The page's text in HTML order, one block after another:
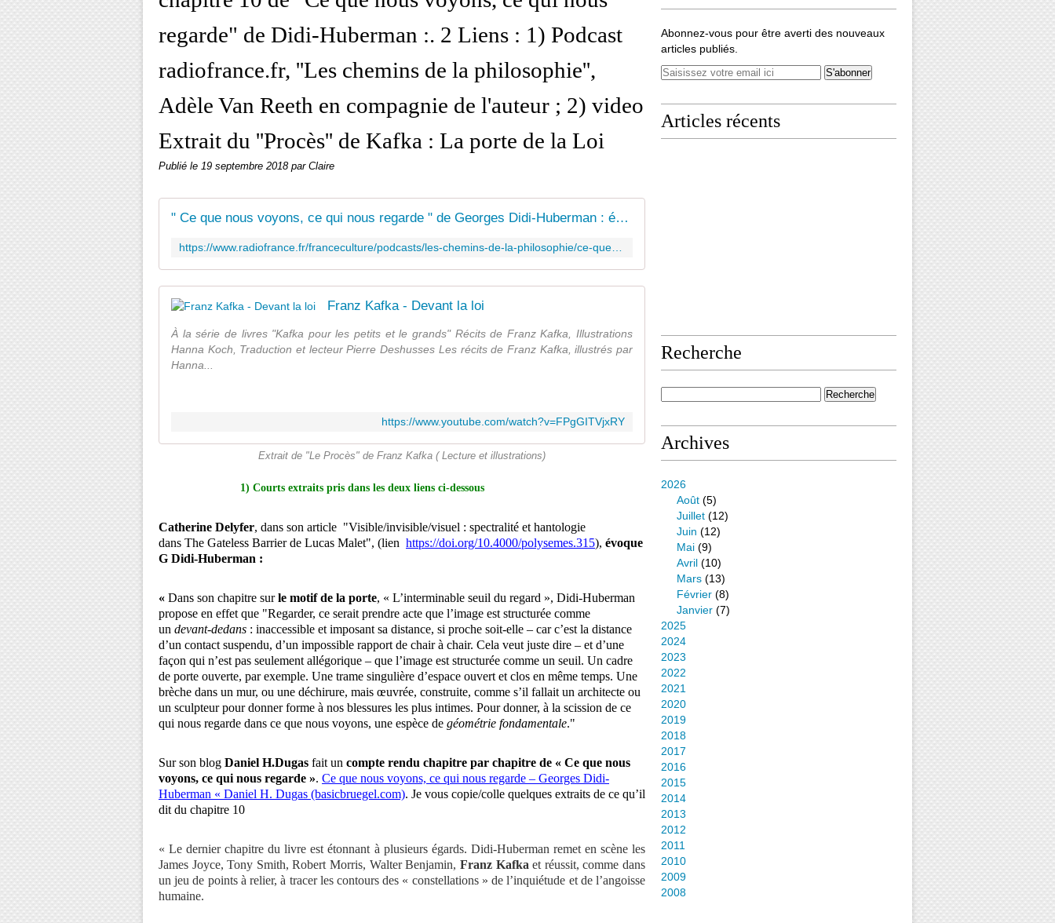
regarde" de Didi-Huberman :. 2 Liens : 1) Podcast
radiofrance.fr, ''Les chemins de la philosophie'',
Adèle Van Reeth en compagnie de l'auteur ; 2) video
Extrait du ''Procès'' de Kafka : La porte de la Loi
Publié le 19 septembre 2018 par Claire
" Ce que nous voyons, ce qui nous regarde " de Georges Didi-Huberman : épisode 2/5 du podcast Cinq lectures pour votre été
Franz Kafka - Devant la loi
À la série de livres "Kafka pour les petits et le grands" Récits de Franz Kafka, Illustrations
Hanna Koch, Traduction et lecteur Pierre Deshusses Les récits de Franz Kafka, illustrés par
Hanna...
https://www.youtube.com/watch?v=FPgGITVjxRY
Extrait de "Le Procès" de Franz Kafka ( Lecture et illustrations)
1) Courts extraits pris dans les deux liens ci-dessous
Catherine Delyfer, dans son article "Visible/invisible/visuel : spectralité et hantologie
dans The Gateless Barrier de Lucas Malet", (lien https://doi.org/10.4000/polysemes.315), évoque
G Didi-Huberman :
« Dans son chapitre surle motif de la porte, « L’interminable seuil du regard », Didi-Huberman
propose en effet que "Regarder, ce serait prendre acte que l’image est structurée comme
un devant-dedans : inaccessible et imposant sa distance, si proche soit-elle – car c’est la distance
d’un contact suspendu, d’un impossible rapport de chair à chair. Cela veut juste dire – et d’une
façon qui n’est pas seulement allégorique – que l’image est structurée comme un seuil. Un cadre
de porte ouverte, par exemple. Une trame singulière d’espace ouvert et clos en même temps. Une
brèche dans un mur, ou une déchirure, mais œuvrée, construite, comme s’il fallait un architecte ou
un sculpteur pour donner forme à nos blessures les plus intimes. Pour donner, à la scission de ce
qui nous regarde dans ce que nous voyons, une espèce de géométrie fondamentale."
Sur son blog Daniel H.Dugas fait un compte rendu chapitre par chapitre de « Ce que nous
voyons, ce qui nous regarde ». Ce que nous voyons, ce qui nous regarde – Georges Didi-
Huberman « Daniel H. Dugas (basicbruegel.com). Je vous copie/colle quelques extraits de ce qu’il
dit du chapitre 10
« Le dernier chapitre du livre est étonnant à plusieurs égards. Didi-Huberman remet en scène les
James Joyce, Tony Smith, Robert Morris, Walter Benjamin, Franz Kafka et réussit, comme dans
un jeu de points à relier, à tracer les contours des « constellations » de l’inquiétude et de l’angoisse
humaine.
Abonnez-vous pour être averti des nouveaux
articles publiés.
Articles récents
Recherche
Archives
2026
Août (5)
Juillet (12)
Juin (12)
Mai (9)
Avril (10)
Mars (13)
Février (8)
Janvier (7)
2025
2024
2023
2022
2021
2020
2019
2018
2017
2016
2015
2014
2013
2012
2011
2010
2009
2008